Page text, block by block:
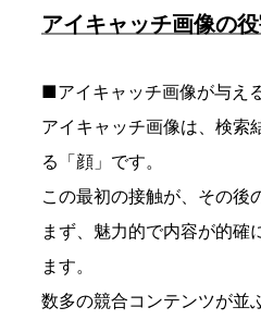
アイキャッチ画像の役
■アイキャッチ画像が与え
アイキャッチ画像は、検索
る「顔」です。
この最初の接触が、その後
まず、魅力的で内容が的確
ます。
数多の競合コンテンツが並